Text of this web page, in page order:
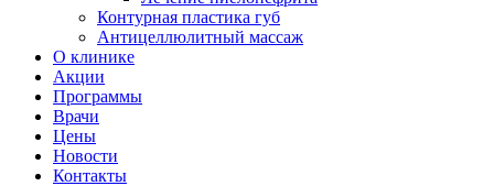
Контурная пластика губ
Антицеллюлитный массаж
О клинике
Акции
Программы
Врачи
Цены
Новости
Контакты